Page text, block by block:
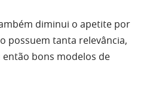
diminui o apetite por
possuem tanta relevância,
bons modelos de